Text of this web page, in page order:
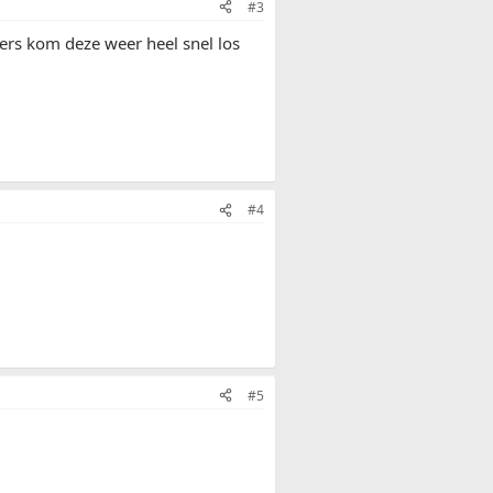
#3
kom deze weer heel snel los
#4
#5